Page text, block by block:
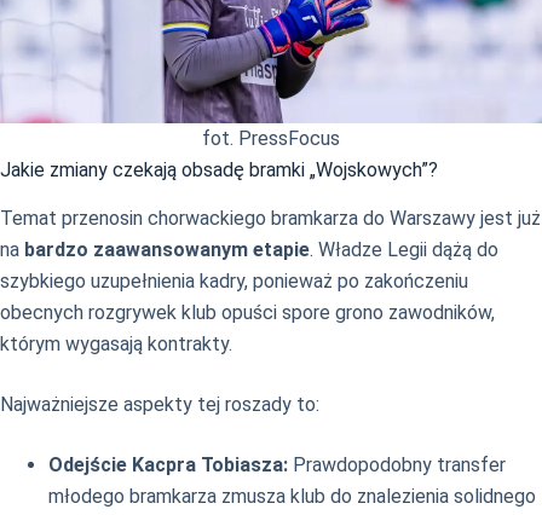
fot. PressFocus
Jakie zmiany czekają obsadę bramki „Wojskowych”?
Temat przenosin chorwackiego bramkarza do Warszawy jest już
na bardzo zaawansowanym etapie. Władze Legii dążą do
szybkiego uzupełnienia kadry, ponieważ po zakończeniu
obecnych rozgrywek klub opuści spore grono zawodników,
którym wygasają kontrakty.
Najważniejsze aspekty tej roszady to:
Odejście Kacpra Tobiasza: Prawdopodobny transfer
młodego bramkarza zmusza klub do znalezienia solidnego